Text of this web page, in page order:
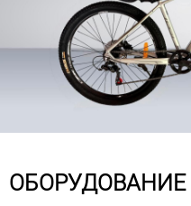
ОБОРУДОВАНИЕ